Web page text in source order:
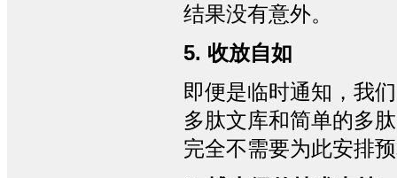
结果没有意外。
5. 收放自如
即便是临时通知，我
多肽文库和简单的多
完全不需要为此安排